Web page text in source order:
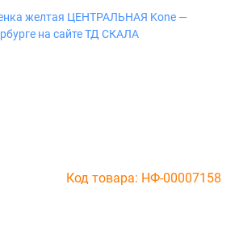
Код товара: НФ-00007158